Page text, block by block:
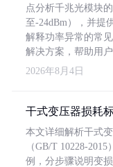
点分析千兆光模块
至-24dBm），并提
解释功率异常的常
解决方案，帮助用
2026年8月4日
干式变压器损耗
本文详细解析干式
（GB/T 10228-
例，分步骤说明变